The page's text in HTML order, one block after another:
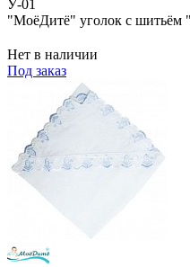
"МоёДитё" уголок с шитьём
Нет в наличии
Под заказ